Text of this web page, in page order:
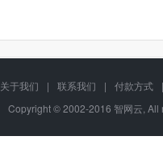
关于我们 | 联系我们 | 付款方式
|
Copyright © 2002-2016 智网云,